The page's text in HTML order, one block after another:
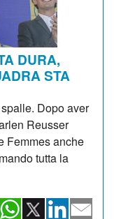
DURA,
STA
Dopo aver
Reusser
Femmes anche
tutta la